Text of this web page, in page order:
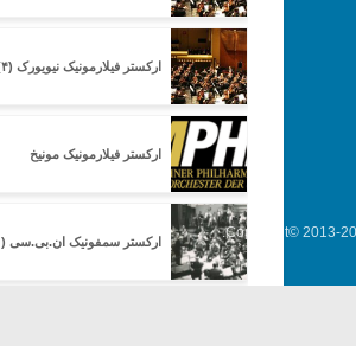
ارکستر فیلارمونیک نیویورک (۴)
ارکستر فیلارمونیک مونیخ
ارکستر سمفونیک ان.بی.سی (۱)
Copyright© 2013-